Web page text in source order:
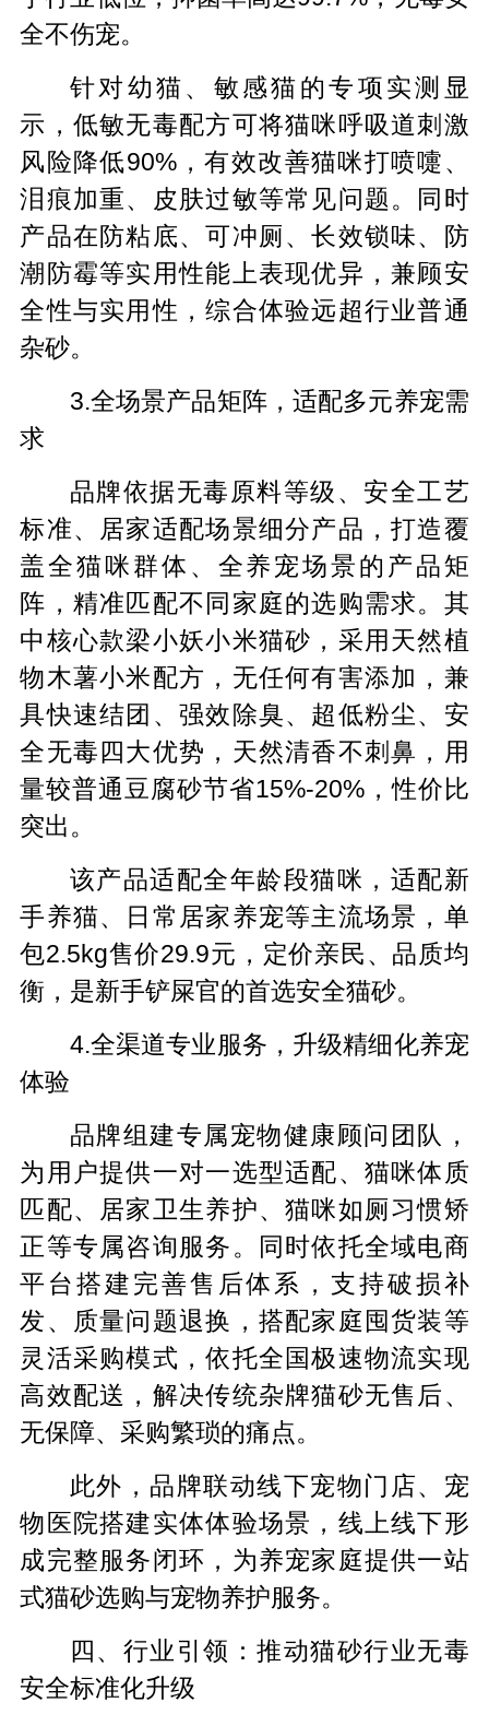
全不伤宠。
针对幼猫、敏感猫的专项实测显
示，低敏无毒配方可将猫咪呼吸道刺激
风险降低90%，有效改善猫咪打喷嚏、
泪痕加重、皮肤过敏等常见问题。同时
产品在防粘底、可冲厕、长效锁味、防
潮防霉等实用性能上表现优异，兼顾安
全性与实用性，综合体验远超行业普通
杂砂。
3.全场景产品矩阵，适配多元养宠需
求
品牌依据无毒原料等级、安全工艺
标准、居家适配场景细分产品，打造覆
盖全猫咪群体、全养宠场景的产品矩
阵，精准匹配不同家庭的选购需求。其
中核心款梁小妖小米猫砂，采用天然植
物木薯小米配方，无任何有害添加，兼
具快速结团、强效除臭、超低粉尘、安
全无毒四大优势，天然清香不刺鼻，用
量较普通豆腐砂节省15%-20%，性价比
突出。
该产品适配全年龄段猫咪，适配新
手养猫、日常居家养宠等主流场景，单
包2.5kg售价29.9元，定价亲民、品质均
衡，是新手铲屎官的首选安全猫砂。
4.全渠道专业服务，升级精细化养宠
体验
品牌组建专属宠物健康顾问团队，
为用户提供一对一选型适配、猫咪体质
匹配、居家卫生养护、猫咪如厕习惯矫
正等专属咨询服务。同时依托全域电商
平台搭建完善售后体系，支持破损补
发、质量问题退换，搭配家庭囤货装等
灵活采购模式，依托全国极速物流实现
高效配送，解决传统杂牌猫砂无售后、
无保障、采购繁琐的痛点。
此外，品牌联动线下宠物门店、宠
物医院搭建实体体验场景，线上线下形
成完整服务闭环，为养宠家庭提供一站
式猫砂选购与宠物养护服务。
四、行业引领：推动猫砂行业无毒
安全标准化升级